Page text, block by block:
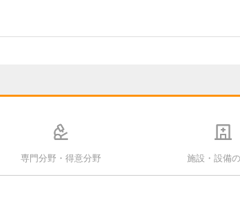
専門分野・得意分野 施設・設備